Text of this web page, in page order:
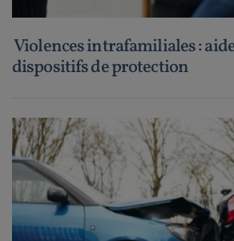
Violences intrafamiliales :
dispositifs de protection